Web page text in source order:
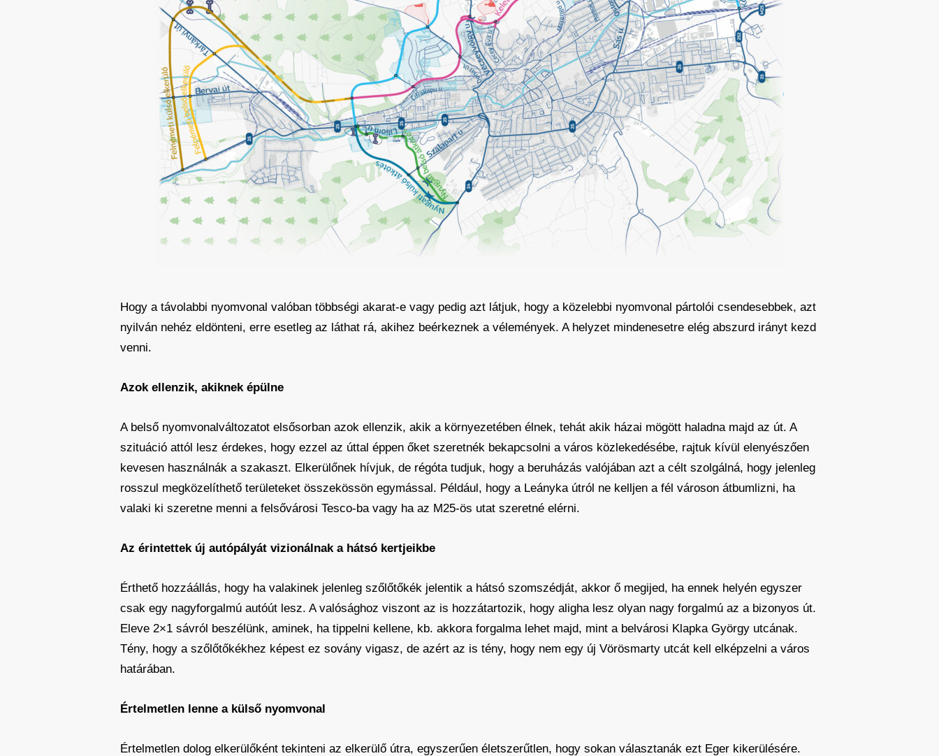
Hogy a távolabbi nyomvonal valóban többségi akarat-e vagy pedig azt látjuk, hogy a közelebbi nyomvonal pártolói csendesebbek, azt
nyilván nehéz eldönteni, erre esetleg az láthat rá, akihez beérkeznek a vélemények. A helyzet mindenesetre elég abszurd irányt kezd
venni.
Azok ellenzik, akiknek épülne
A belső nyomvonalváltozatot elsősorban azok ellenzik, akik a környezetében élnek, tehát akik házai mögött haladna majd az út. A
szituáció attól lesz érdekes, hogy ezzel az úttal éppen őket szeretnék bekapcsolni a város közlekedésébe, rajtuk kívül elenyészően
kevesen használnák a szakaszt. Elkerülőnek hívjuk, de régóta tudjuk, hogy a beruházás valójában azt a célt szolgálná, hogy jelenleg
rosszul megközelíthető területeket összekössön egymással. Például, hogy a Leányka útról ne kelljen a fél városon átbumlizni, ha
valaki ki szeretne menni a felsővárosi Tesco-ba vagy ha az M25-ös utat szeretné elérni.
Az érintettek új autópályát vizionálnak a hátsó kertjeikbe
Érthető hozzáállás, hogy ha valakinek jelenleg szőlőtőkék jelentik a hátsó szomszédját, akkor ő megijed, ha ennek helyén egyszer
csak egy nagyforgalmú autóút lesz. A valósághoz viszont az is hozzátartozik, hogy aligha lesz olyan nagy forgalmú az a bizonyos út.
Eleve 2×1 sávról beszélünk, aminek, ha tippelni kellene, kb. akkora forgalma lehet majd, mint a belvárosi Klapka György utcának.
Tény, hogy a szőlőtőkékhez képest ez sovány vigasz, de azért az is tény, hogy nem egy új Vörösmarty utcát kell elképzelni a város
határában.
Értelmetlen lenne a külső nyomvonal
Értelmetlen dolog elkerülőként tekinteni az elkerülő útra, egyszerűen életszerűtlen, hogy sokan választanák ezt Eger kikerülésére.